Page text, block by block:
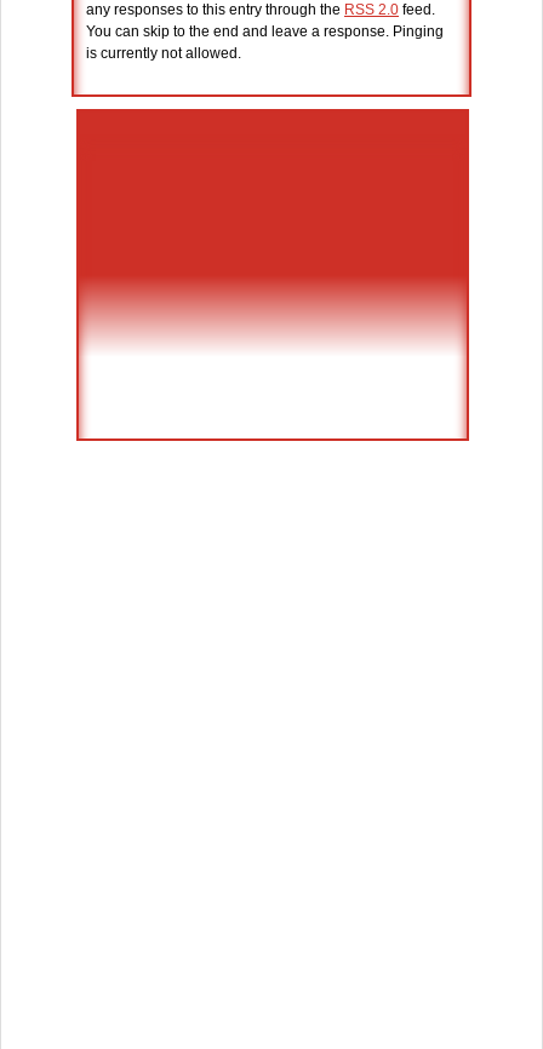
any responses to this entry through the RSS 2.0 feed.
You can skip to the end and leave a response. Pinging
is currently not allowed.